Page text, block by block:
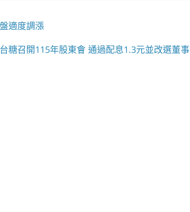
適度調漲
台糖召開115年股東會 通過配息1.3元並改選董事